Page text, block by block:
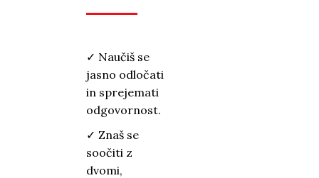
✓ Naučiš se
jasno odločati
in sprejemati
odgovornost.
✓ Znaš se
soočiti z
dvomi,